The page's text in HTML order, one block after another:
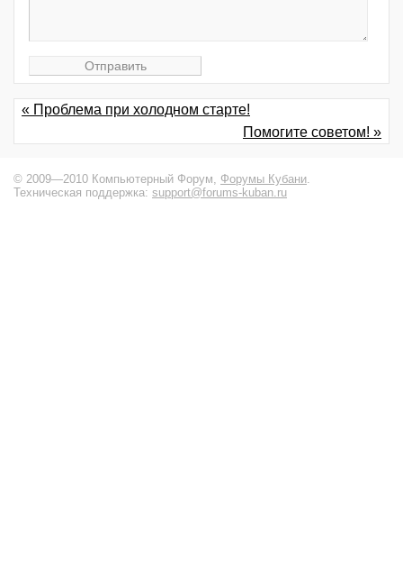
« Проблема при холодном старте!
Помогите советом! »
© 2009—2010 Компьютерный Форум, Форумы Кубани.
Техническая поддержка: support@forums-kuban.ru